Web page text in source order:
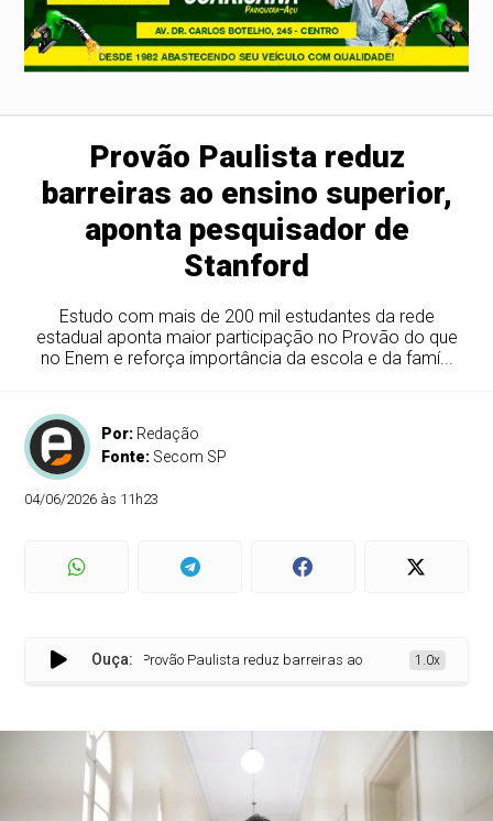
Provão Paulista reduz
barreiras ao ensino superior,
aponta pesquisador de
Stanford
Estudo com mais de 200 mil estudantes da rede
estadual aponta maior participação no Provão do que
no Enem e reforça importância da escola e da famí...
Por: Redação
Fonte: Secom SP
04/06/2026 às 11h23
Ouça:
Provão Paulista reduz barreiras ao ensino superior, aponta
1.0x